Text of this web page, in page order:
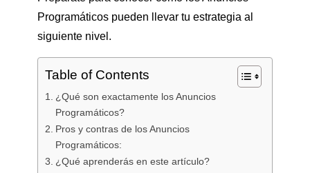
Programáticos pueden llevar tu estrategia al
siguiente nivel.
Table of Contents
¿Qué son exactamente los Anuncios
Programáticos?
Pros y contras de los Anuncios
Programáticos:
¿Qué aprenderás en este artículo?